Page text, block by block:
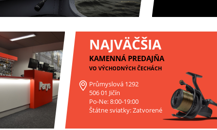
NAJVÄČŠIA
KAMENNÁ PREDAJŇA
VO VÝCHODNÝCH ČECHÁCH
Průmyslová 1292
506 01 Jičín
Po-Ne: 8:00-19:00
Štátne sviatky: Zatvorené